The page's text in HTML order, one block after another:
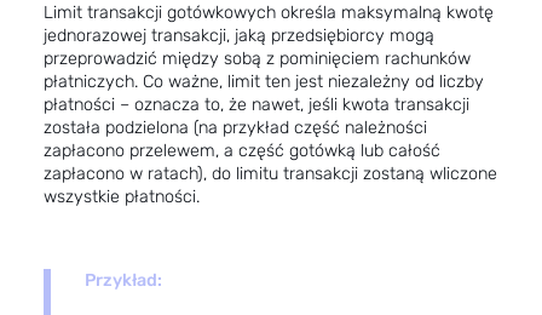
Limit transakcji gotówkowych określa maksymalną kwotę
jednorazowej transakcji, jaką przedsiębiorcy mogą
przeprowadzić między sobą z pominięciem rachunków
płatniczych. Co ważne, limit ten jest niezależny od liczby
płatności – oznacza to, że nawet, jeśli kwota transakcji
została podzielona (na przykład część należności
zapłacono przelewem, a część gotówką lub całość
zapłacono w ratach), do limitu transakcji zostaną wliczone
wszystkie płatności.
Przykład: